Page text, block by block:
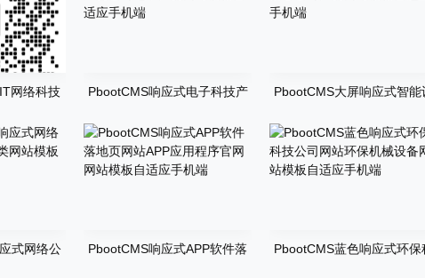
网络科技
PbootCMS响应式电子科技产
应手机端
PbootCMS大屏响应式智能
机端
式网络公
PbootCMS响应式APP软件落
PbootCMS蓝色响应式环保